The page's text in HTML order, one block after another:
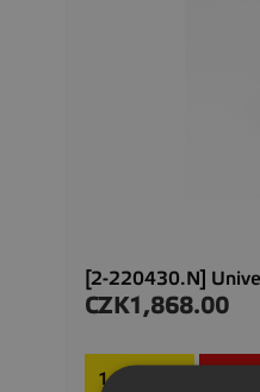
[2-220430.N]
Price
CZK1,868.00